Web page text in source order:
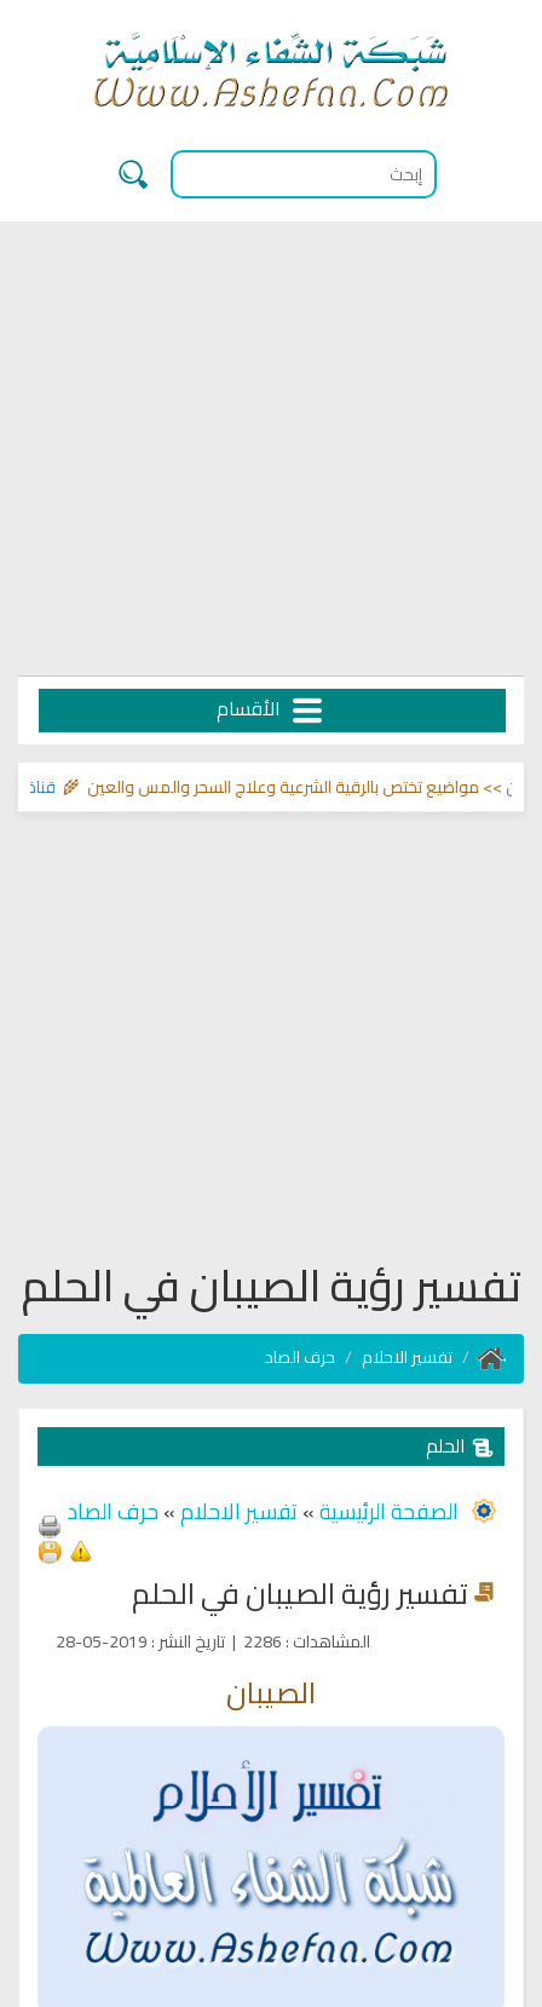
الأقسام
قناة وشفاءمواضيع تختص بالرقية الشرعية وعلاج السحر والمس والعين 🌾
تفسير رؤية الصيبان في الحلم
تفسير الاحلام حرف الصاد
الحلم
الصفحة الرئيسية»تفسير الاحلام»حرف الصاد
تفسير رؤية الصيبان في الحلم
المشاهدات:
2286
| تاريخ النشر:
2019-05-28
الصيبان